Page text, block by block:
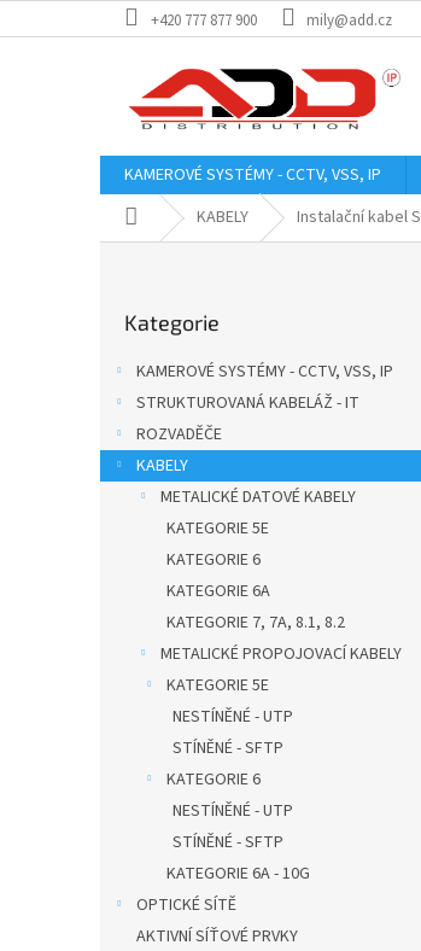
na
+420 777 877 900 mily@add.cz
KAMEROVÉ SYSTÉMY - CCTV, VSS, IP
Domů KABELY Instalační kabel
kategorie
Kategorie
KAMEROVÉ SYSTÉMY - CCTV, VSS, IP
STRUKTUROVANÁ KABELÁŽ - IT
ROZVADĚČE
KABELY
METALICKÉ DATOVÉ KABELY
KATEGORIE 5E
KATEGORIE 6
KATEGORIE 6A
KATEGORIE 7, 7A, 8.1, 8.2
METALICKÉ PROPOJOVACÍ KABELY
KATEGORIE 5E
NESTÍNĚNÉ - UTP
STÍNĚNÉ - SFTP
KATEGORIE 6
NESTÍNĚNÉ - UTP
STÍNĚNÉ - SFTP
KATEGORIE 6A - 10G
OPTICKÉ SÍTĚ
AKTIVNÍ SÍŤOVÉ PRVKY